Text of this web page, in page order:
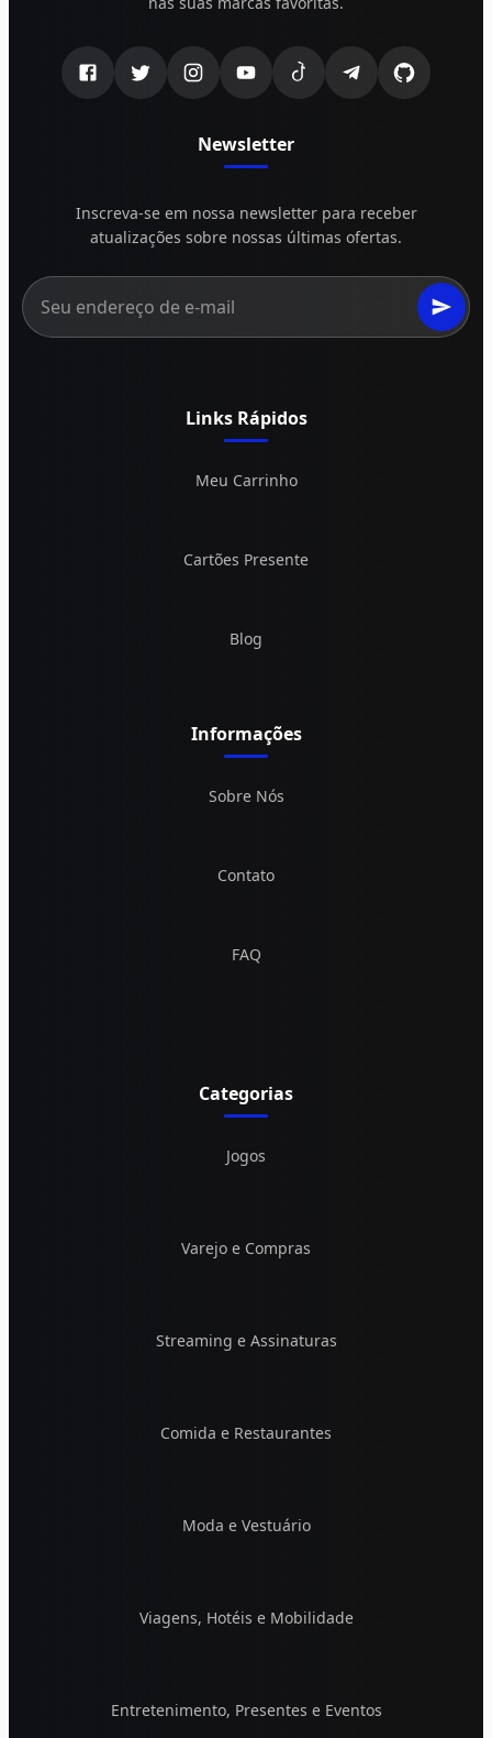
Newsletter
Inscreva-se em nossa newsletter para receber
atualizações sobre nossas últimas ofertas.
Links Rápidos
Meu Carrinho
Cartões Presente
Blog
Informações
Sobre Nós
Contato
FAQ
Categorias
Jogos
Varejo e Compras
Streaming e Assinaturas
Comida e Restaurantes
Moda e Vestuário
Viagens, Hotéis e Mobilidade
Entretenimento, Presentes e Eventos